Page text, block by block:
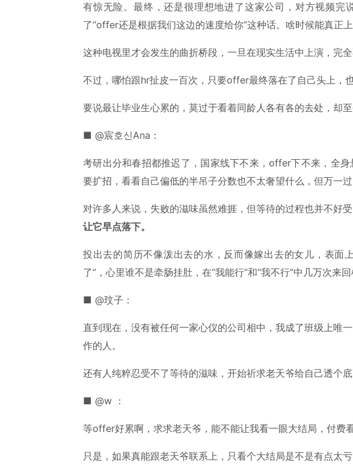
有惊无险。最终，还是很理想地进了这家公司，对方视频完
了“offer还是根据我们这边的速度给你”这种话。啥时候能真正上
这种电视里才会发生的曲折桥段，一旦在现实生活中上演，完全
不过，哪怕跟hr扯皮一百次，只要offer最终落在了自己头上，
要说最让毕业生心累的，莫过于看着同龄人各有各的去处，却
■ @宸호신Ana：
考研出分和春招都推迟了，国家线下不来，offer下不来，全
要扩招，看看自己偏低的半吊子分数也不太奢望什么，但万一过
对许多人来说，失败的滋味虽然难捱，但等待的过程也并不好受
让它早点落下。
投出去的简历不像泼出去的水，反而像嫁出去的女儿，表面
了”，心里谁不是牵肠挂肚，在“我能行”和“我不行”中几万次来回
■ @玟子：
直到现在，没有被任何一家心仪的公司相中，我成了班级上唯
作的人。
还有人纯粹忍受不了等待的滋味，开始祈求老天爷给自己透个底
■ @w ：
等offer好累啊，求求老天爷，能不能让我看一眼大结局，付费看
只是，如果真能跟老天爷联系上，只看个大结局是不是有点太亏